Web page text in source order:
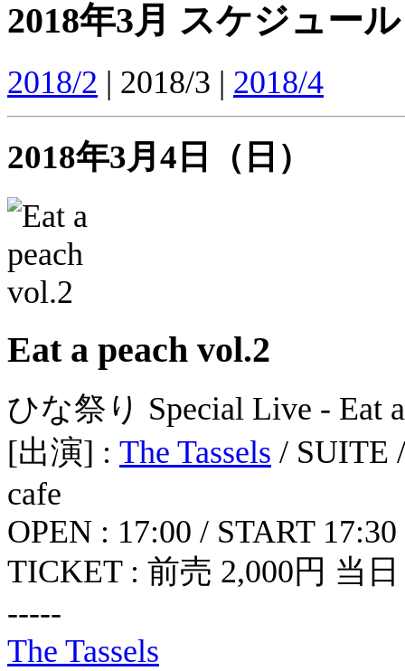
2018年3月 スケジュール
2018/2 | 2018/3 | 2018/4
2018年3月4日（日）
Eat a peach vol.2
ひな祭り Special Live - Eat
[出演] : The Tassels / SUITE
cafe
OPEN : 17:00 / START 17:30
TICKET : 前売 2,000円 当
-----
The Tassels